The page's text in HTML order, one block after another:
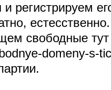
регистрируем
свободные
domeny-s-